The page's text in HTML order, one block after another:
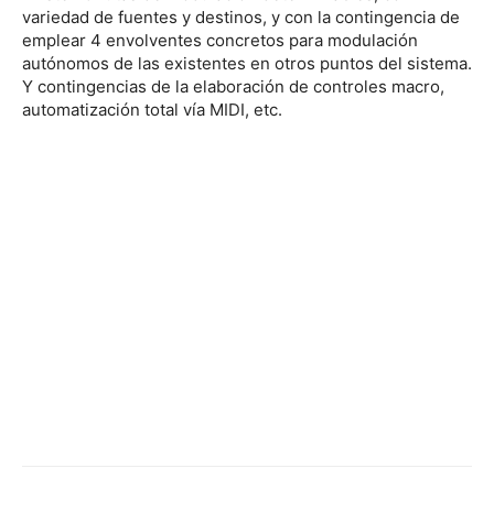
variedad de fuentes y destinos, y con la contingencia de
emplear 4 envolventes concretos para modulación
autónomos de las existentes en otros puntos del sistema.
Y contingencias de la elaboración de controles macro,
automatización total vía MIDI, etc.